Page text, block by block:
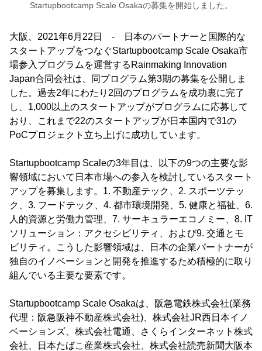
Startupbootcamp Scale Osakaの募集を開始しました。
大阪、2021年6月22日 - 日本のパートナーと国際的な
スタートアップをつなぐStartupbootcamp Scale Osaka市
場参入プログラムを運営するRainmaking Innovation
Japan合同会社は、同プログラム第3期の募集を公開しま
した。過去2年にわたり2回のプログラムを成功裏に完了
し、1,000以上のスタートアップがプログラムに応募して
おり、これまで22のスタートアップが日本国内で31の
PoCプロジェクト立ち上げに成功しています。
Startupbootcamp Scaleの3年目は、以下の9つの主要な影
響領域において日本市場への参入を検討しているスタート
アップを募集します。1. 不動産テック、2. スポーツテッ
ク、3. フードテック、4. 都市環境開発、5. 健康と福祉、6.
人的資源と労働力管理、7. サーキュラーエコノミー、8. IT
ソリューション：アクセシビリティ、および9. 交通とモ
ビリティ。こうした影響領域は、日本の企業パートナーが
独自のイノベーションと開発を推進するため積極的に取り
組んでいる主要な要素です。
Startupbootcamp Scale Osakaは、阪急電鉄株式会社(業務
代理：阪急阪神不動産株式会社)、株式会社JR西日本イノ
ベーションズ、株式会社電通、さくらインターネット株式
会社、日本たばこ産業株式会社、株式会社読売新聞大阪本